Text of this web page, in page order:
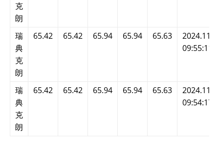
克
朗
瑞
典
克
朗
65.42 65.42 65.94 65.94 65.63
09:55:11
瑞
典
克
朗
65.42 65.42 65.94 65.94 65.63
09:54:17